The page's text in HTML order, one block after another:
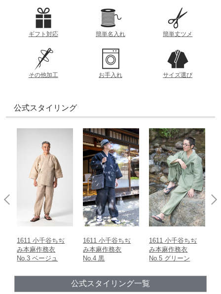
衿の根本から裾までの直線距離
ズボン丈
内股合わせから内股の縫い目に沿った裾までの直線距離
ウエスト
胴回り一周の長さ
麻 100%
洗濯方法
洗濯機（ネット使用）
日本
参考重量 (Lサイズ)
透け感
おすすめの季節
春
夏 秋 冬
ギフト対応 簡単名入れ 簡単丈ツメ
その他加工 お手入れ サイズ選び
公式スタイリング
1611 小千谷ちぢ
み本麻作務衣
No.3 ベージュ
1611 小千谷ちぢ
み本麻作務衣
No.4 黒
1611 小千谷ちぢ
み本麻作務衣
No.5 グリーン
公式スタイリング一覧